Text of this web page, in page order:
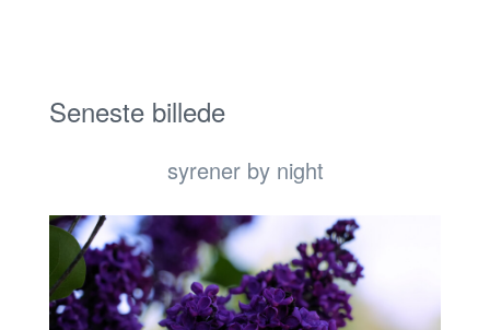
Seneste billede
syrener by night